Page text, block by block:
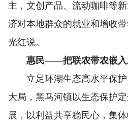
主，文创产品、流动咖啡等
济对本地群众的就业和增收
光红说。
惠民——把联农带农嵌入
立足环湖生态高水平保护
大局，黑马河镇以生态保护
展，以利益共享稳民心，集